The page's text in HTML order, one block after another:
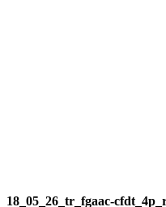
18_05_26_tr_fgaac-